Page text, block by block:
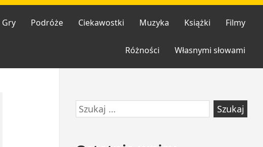
Gry Podróże Ciekawostki Muzyka Książki Filmy
Różności Własnymi słowami
Przejdź
do
Szukaj: